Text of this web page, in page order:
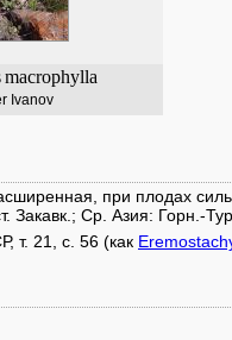
macrophylla
Ivanov
при плодах
Закавк.; Ср. Азия: Горн.-
т. 21, с. 56 (как